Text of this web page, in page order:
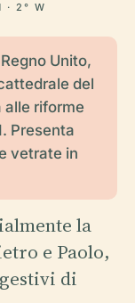
· 2° W
Unito,
del
alle riforme
Presenta
vetrate in
la
e Paolo,
di